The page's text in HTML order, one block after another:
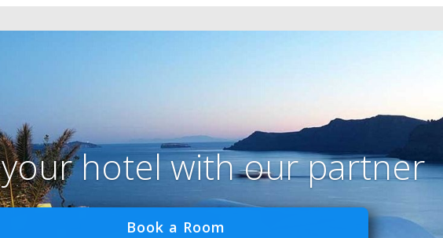
hotel with our partner
Book a Room